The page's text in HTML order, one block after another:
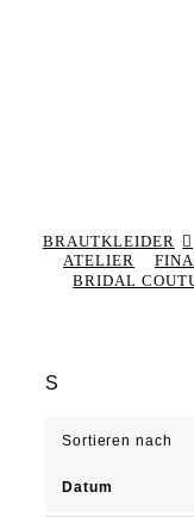
BRAUTKLEIDER
ATELIER
BRIDAL
S
Sortieren nach
Datum